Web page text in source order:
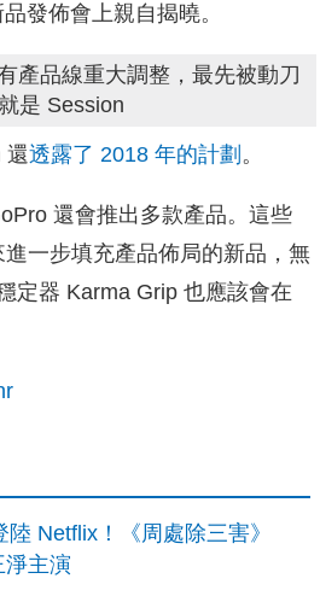
發佈會上親自揭曉。
還透露了 2018 年的計劃 。
還會推出多款產品。這些
一步填充產品佈局的新品，無
定器 Karma Grip 也應該會在
陸 Netflix！《周處除三害》
主演